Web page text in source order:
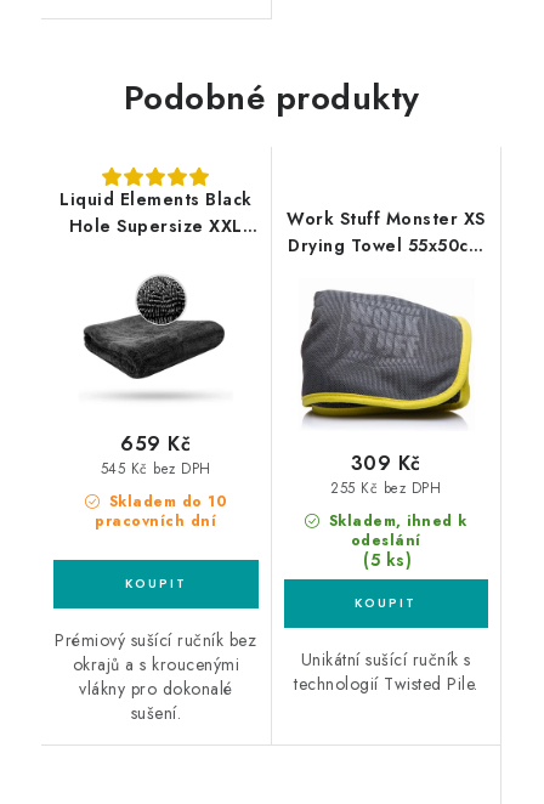
Podobné produkty
Liquid Elements Black
Hole Supersize XXL
sušící ručník
Skladem do 10
pracovních dní
545 Kč bez DPH
659 Kč
Prémiový sušící ručník bez
okrajů a s kroucenými
vlákny pro dokonalé
sušení.
Work Stuff Monster XS
Drying Towel 55x50cm
Skladem, ihned k
odeslání
(5 ks)
255 Kč bez DPH
309 Kč
Unikátní sušící ručník s
technologií Twisted Pile.